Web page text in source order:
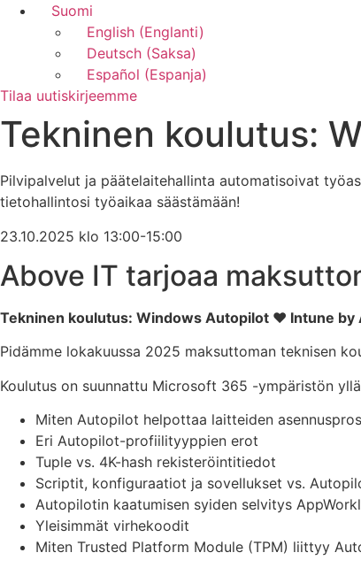
Suomi
English (Englanti)
Deutsch (Saksa)
Español (Espanja)
Tilaa uutiskirjeemme
Tekninen koulutus:
Pilvipalvelut ja päätelaitehallinta automatisoivat
tietohallintosi työaikaa säästämään!
23.10.2025 klo 13:00-15:00
Above IT tarjoaa
Tekninen koulutus: Windows Autopilot ♥ Intune by
Pidämme lokakuussa 2025 maksuttoman teknisen
Koulutus on suunnattu Microsoft 365 -ympäristön
Miten Autopilot helpottaa laitteiden
Eri Autopilot-profiilityyppien erot
Tuple vs. 4K-hash rekisteröintitiedot
Scriptit, konfiguraatiot ja sovellukset vs.
Autopilotin kaatumisen syiden selvitys
Yleisimmät virhekoodit
Miten Trusted Platform Module (TPM) liittyy